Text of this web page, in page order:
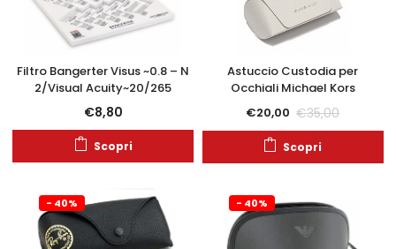
Filtro Bangerter Visus ~0.8 – N
2/Visual Acuity~20/265
€8,80
Scopri
Astuccio Custodia per
Occhiali Michael Kors
€20,00 €35,00
Scopri
- 40% - 40%